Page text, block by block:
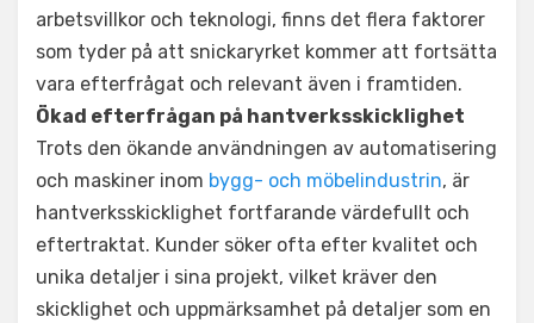
arbetsvillkor och teknologi, finns det flera faktorer
som tyder på att snickaryrket kommer att fortsätta
vara efterfrågat och relevant även i framtiden.
Ökad efterfrågan på hantverksskicklighet
Trots den ökande användningen av automatisering
och maskiner inom bygg- och möbelindustrin, är
hantverksskicklighet fortfarande värdefullt och
eftertraktat. Kunder söker ofta efter kvalitet och
unika detaljer i sina projekt, vilket kräver den
skicklighet och uppmärksamhet på detaljer som en